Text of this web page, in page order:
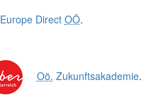
Europe Direct OÖ.
Oö. Zukunftsakademie.